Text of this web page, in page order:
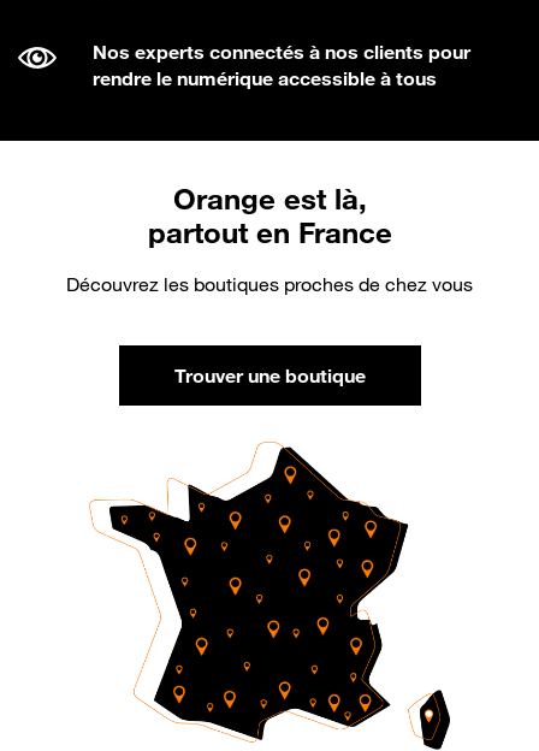
Nos experts connectés à nos clients pour
rendre le numérique accessible à tous
Orange est là,
partout en France
Découvrez les boutiques proches de chez vous
Trouver une boutique